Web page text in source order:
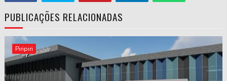
PUBLICAÇÕES RELACIONADAS
Piripiri